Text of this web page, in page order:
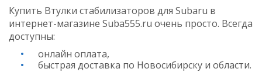
Купить Втулки стабилизаторов для Subaru в
интернет-магазине Suba555.ru очень просто. Всегда
доступны:
онлайн оплата,
быстрая доставка по Новосибирску и области.